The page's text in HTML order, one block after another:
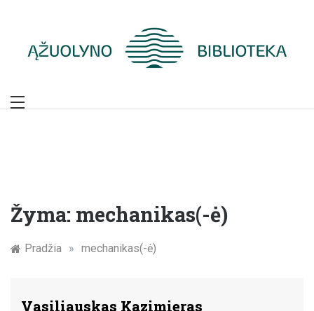
Žymūs Kauno
Žyma: mechanikas(-ė)
Pradžia » mechanikas(-ė)
Vasiliauskas Kazimieras